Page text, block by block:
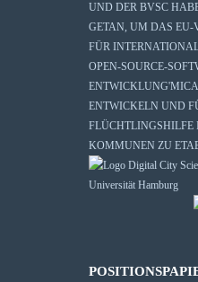
UND DER BVSC
GETAN, UM DAS EU-
FÜR
OPEN-SOURCE-
ENTWICKLUNG
ENTWICKELN UND
FLÜCHTLINGSHILFE
KOMMUNEN ZU